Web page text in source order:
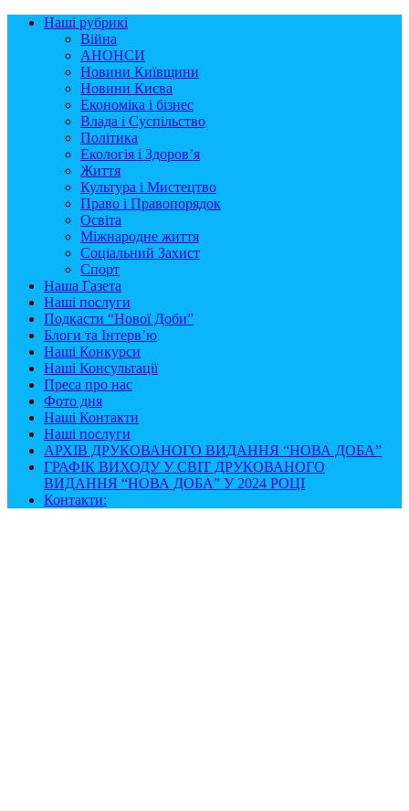
Наші рубрикі
Війна
АНОНСИ
Новини Київщини
Новини Києва
Економіка і бізнес
Влада і Суспільство
Політика
Екологія і Здоров’я
Життя
Культура і Мистецтво
Право і Правопорядок
Освіта
Міжнародне життя
Соціальний Захист
Спорт
Наша Газета
Наші послуги
Подкасти “Нової Доби”
Блоги та Інтерв’ю
Наші Конкурси
Наші Консультації
Преса про нас
Фото дня
Наші Контакти
Наші послуги
АРХІВ ДРУКОВАНОГО ВИДАННЯ “НОВА ДОБА”
ГРАФІК ВИХОДУ У СВІТ ДРУКОВАНОГО
ВИДАННЯ “НОВА ДОБА” У 2024 РОЦІ
Контакти: